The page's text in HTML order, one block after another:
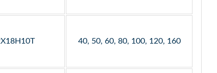
40, 50, 60, 80, 100, 120, 160